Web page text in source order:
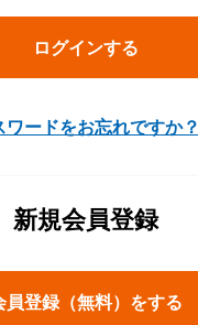
ワードをお忘れですか？
新規会員登録
員登録（無料）をする